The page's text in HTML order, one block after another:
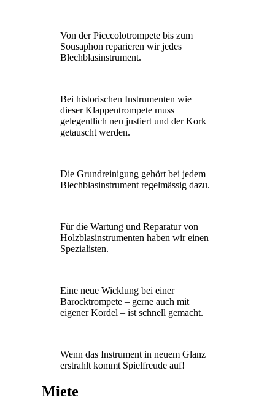
Von der Picccolotrompete bis zum
Sousaphon reparieren wir jedes
Blechblasinstrument.
Bei historischen Instrumenten wie
dieser Klappentrompete muss
gelegentlich neu justiert und der Kork
getauscht werden.
Die Grundreinigung gehört bei jedem
Blechblasinstrument regelmässig dazu.
Für die Wartung und Reparatur von
Holzblasinstrumenten haben wir einen
Spezialisten.
Eine neue Wicklung bei einer
Barocktrompete – gerne auch mit
eigener Kordel – ist schnell gemacht.
Wenn das Instrument in neuem Glanz
erstrahlt kommt Spielfreude auf!
Miete